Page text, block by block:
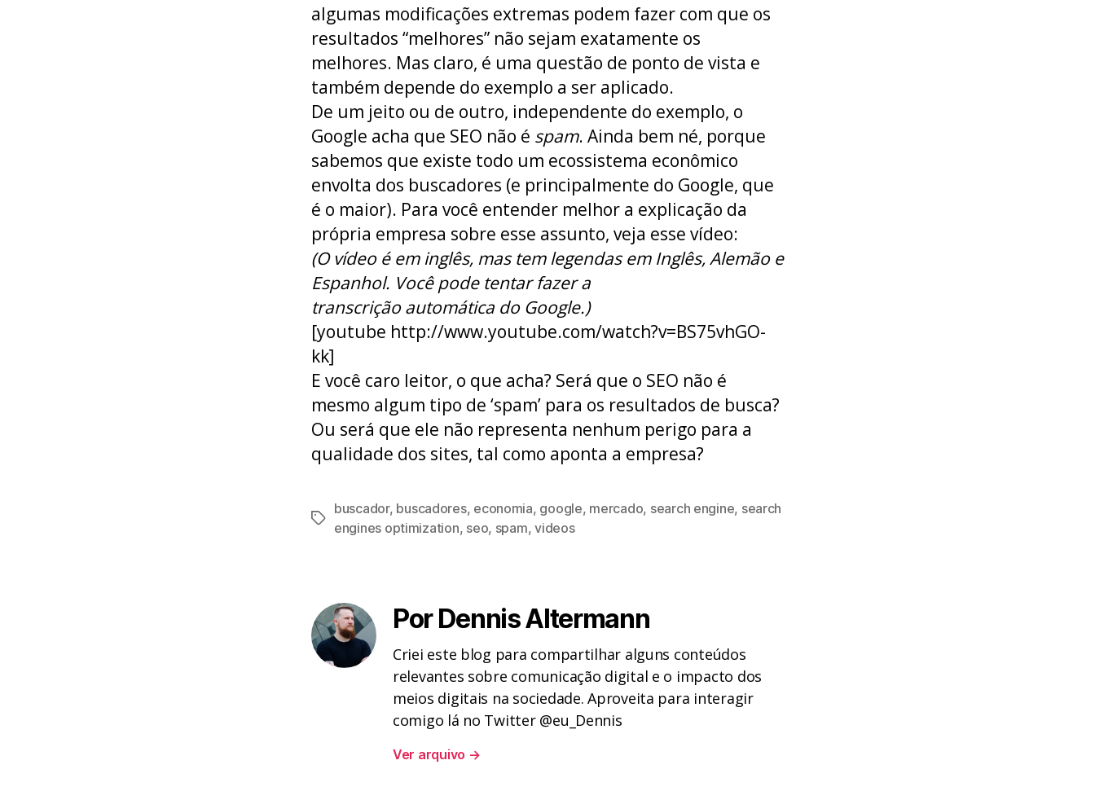
algumas modificações extremas podem fazer com que os
resultados “melhores” não sejam exatamente os
melhores. Mas claro, é uma questão de ponto de vista e
também depende do exemplo a ser aplicado.
De um jeito ou de outro, independente do exemplo, o
Google acha que SEO não é spam. Ainda bem né, porque
sabemos que existe todo um ecossistema econômico
envolta dos buscadores (e principalmente do Google, que
é o maior). Para você entender melhor a explicação da
própria empresa sobre esse assunto, veja esse vídeo:
(O vídeo é em inglês, mas tem legendas em Inglês, Alemão e
Espanhol. Você pode tentar fazer a
transcrição automática do Google.)
[youtube http://www.youtube.com/watch?v=BS75vhGO-
kk]
E você caro leitor, o que acha? Será que o SEO não é
mesmo algum tipo de ‘spam’ para os resultados de busca?
Ou será que ele não representa nenhum perigo para a
qualidade dos sites, tal como aponta a empresa?
Tags
buscador, buscadores, economia, google, mercado, search engine, search
engines optimization, seo, spam,videos
Por Dennis Altermann
Criei este blog para compartilhar alguns conteúdos
relevantes sobre comunicação digital e o impacto dos
meios digitais na sociedade. Aproveita para interagir
comigo lá no Twitter @eu_Dennis
Ver arquivo →